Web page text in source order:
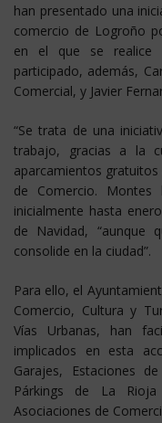
han presentado una
comercio de Logroño
en el que se realice
participado, además,
Comercial, y Javier
“Se trata de una
trabajo, gracias a la
aparcamientos gratuitos
de Comercio.
inicialmente hasta
de Navidad, “aunque
consolide en la ciudad”.
Para ello, el
Comercio, Cultura y
Vías Urbanas, han
implicados en esta
Garajes, Estaciones
Párkings de La
Asociaciones de